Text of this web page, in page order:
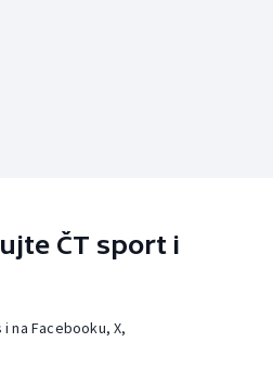
ČT sport i
na Facebooku, X,